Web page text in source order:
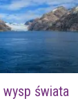
wysp świata